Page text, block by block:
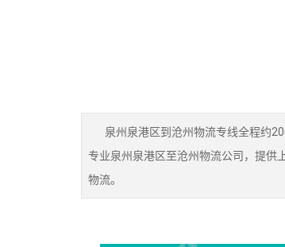
泉州泉港区到沧州物流专线全程约
专业泉州泉港区至沧州物流公司，提供
物流。